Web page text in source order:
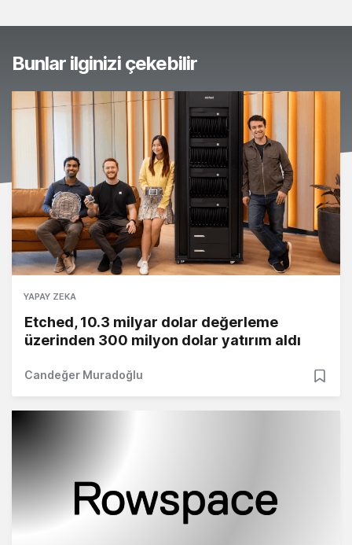
Bunlar ilginizi çekebilir
YAPAY ZEKA
Etched, 10.3 milyar dolar değerleme
üzerinden 300 milyon dolar yatırım aldı
Candeğer Muradoğlu